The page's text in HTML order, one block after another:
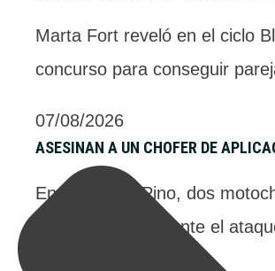
Marta Fort reveló en el ciclo
concurso para conseguir
07/08/2026
ASESINAN A UN CHOFER DE
En Virrey del Pino, dos
resguardarse durante el